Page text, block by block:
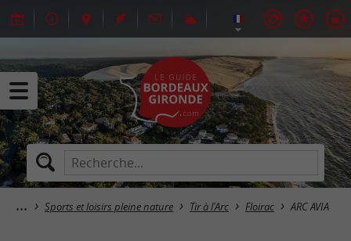
Sports et loisirs pleine nature Tir à l'Arc Floirac ARC AVIA